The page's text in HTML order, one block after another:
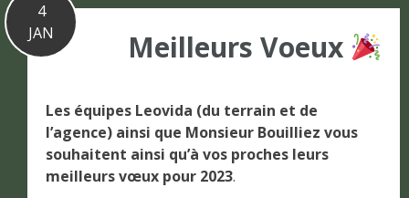
4
JAN
Meilleurs Voeux
Les équipes Leovida (du terrain et de
l’agence) ainsi que Monsieur Bouilliez vous
souhaitent ainsi qu’à vos proches leurs
meilleurs vœux pour 2023.